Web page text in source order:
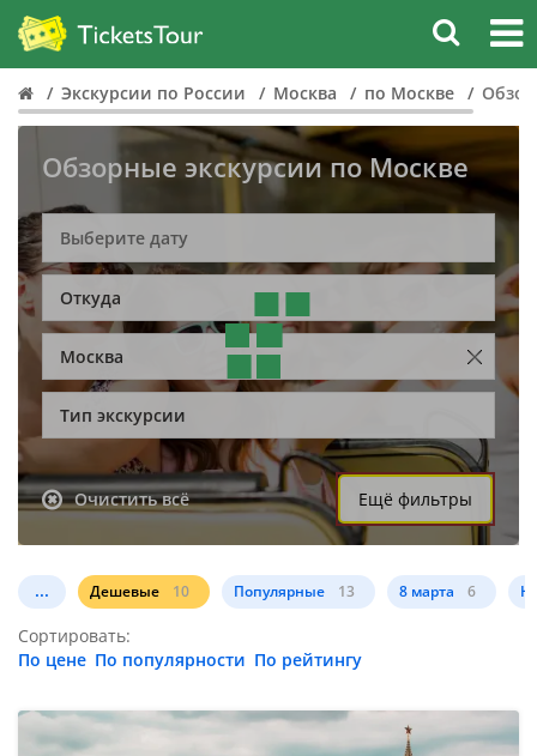
Экскурсии по России Москва по Москве
Обзорные экскурсии по Москве
Откуда
Москва
Тип экскурсии
Очистить всё Ещё фильтры
... Дешевые 10 Популярные 13 8 марта 6
Сортировать:
По цене По популярности По рейтингу